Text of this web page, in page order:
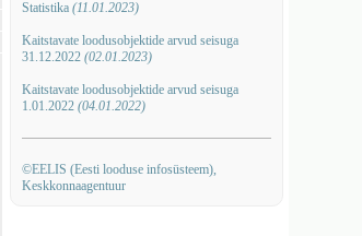
Statistika (11.01.2023)
Kaitstavate loodusobjektide arvud seisuga
31.12.2022 (02.01.2023)
Kaitstavate loodusobjektide arvud seisuga
1.01.2022 (04.01.2022)
©EELIS (Eesti looduse infosüsteem),
Keskkonnaagentuur